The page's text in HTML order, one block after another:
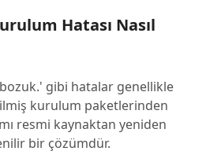
Hatası Nasıl
gibi hatalar genellikle
kurulum paketlerinden
resmi kaynaktan yeniden
bir çözümdür.